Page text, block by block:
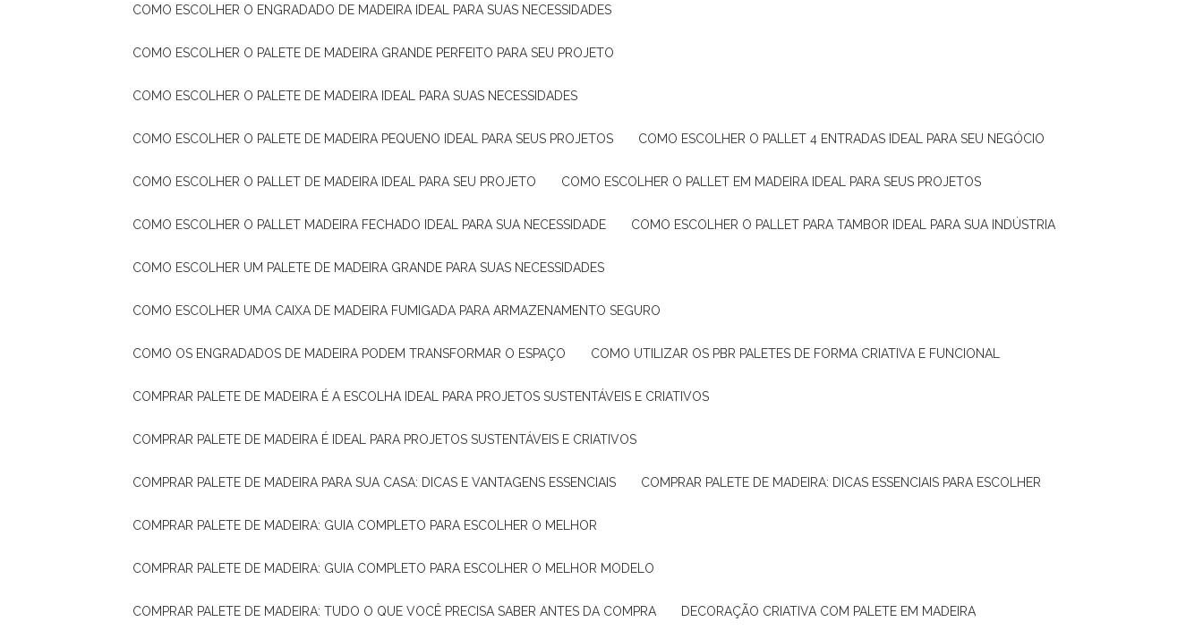
COMO ESCOLHER O ENGRADADO DE MADEIRA IDEAL PARA SUAS NECESSIDADES
COMO ESCOLHER O PALETE DE MADEIRA GRANDE PERFEITO PARA SEU PROJETO
COMO ESCOLHER O PALETE DE MADEIRA IDEAL PARA SUAS NECESSIDADES
COMO ESCOLHER O PALETE DE MADEIRA PEQUENO IDEAL PARA SEUS PROJETOS COMO ESCOLHER O PALLET 4 ENTRADAS IDEAL PARA SEU NEGÓCIO
COMO ESCOLHER O PALLET DE MADEIRA IDEAL PARA SEU PROJETO COMO ESCOLHER O PALLET EM MADEIRA IDEAL PARA SEUS PROJETOS
COMO ESCOLHER O PALLET MADEIRA FECHADO IDEAL PARA SUA NECESSIDADE COMO ESCOLHER O PALLET PARA TAMBOR IDEAL PARA SUA INDÚSTRIA
COMO ESCOLHER UM PALETE DE MADEIRA GRANDE PARA SUAS NECESSIDADES
COMO ESCOLHER UMA CAIXA DE MADEIRA FUMIGADA PARA ARMAZENAMENTO SEGURO
COMO OS ENGRADADOS DE MADEIRA PODEM TRANSFORMAR O ESPAÇO COMO UTILIZAR OS PBR PALETES DE FORMA CRIATIVA E FUNCIONAL
COMPRAR PALETE DE MADEIRA É A ESCOLHA IDEAL PARA PROJETOS SUSTENTÁVEIS E CRIATIVOS
COMPRAR PALETE DE MADEIRA É IDEAL PARA PROJETOS SUSTENTÁVEIS E CRIATIVOS
COMPRAR PALETE DE MADEIRA PARA SUA CASA: DICAS E VANTAGENS ESSENCIAIS COMPRAR PALETE DE MADEIRA: DICAS ESSENCIAIS PARA ESCOLHER
COMPRAR PALETE DE MADEIRA: GUIA COMPLETO PARA ESCOLHER O MELHOR
COMPRAR PALETE DE MADEIRA: GUIA COMPLETO PARA ESCOLHER O MELHOR MODELO
COMPRAR PALETE DE MADEIRA: TUDO O QUE VOCÊ PRECISA SABER ANTES DA COMPRA DECORAÇÃO CRIATIVA COM PALETE EM MADEIRA